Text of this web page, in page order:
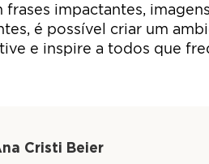
frases impactantes,
é possível criar um
e inspire a todos que
Cristi Beier